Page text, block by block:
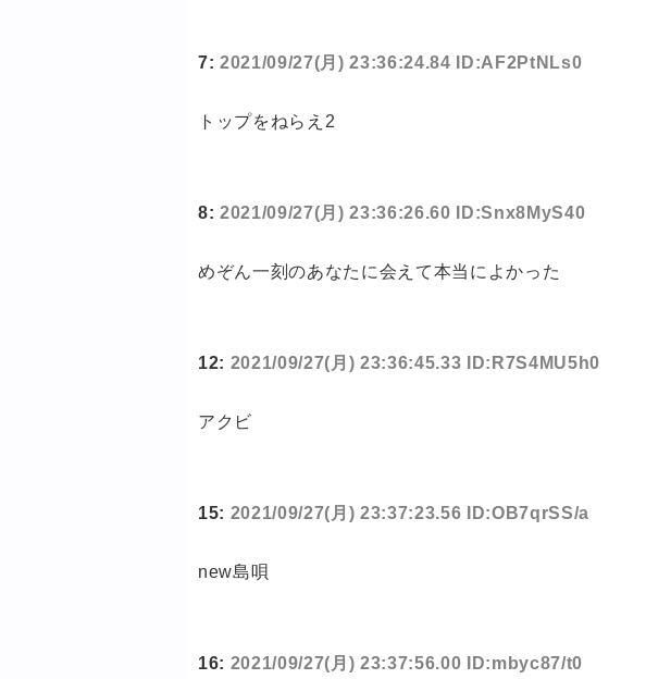
7: 2021/09/27(月) 23:36:24.84 ID:AF2PtNLs0
トップをねらえ2
8: 2021/09/27(月) 23:36:26.60 ID:Snx8MyS40
めぞん一刻のあなたに会えて本当によかった
12: 2021/09/27(月) 23:36:45.33 ID:R7S4MU5h0
アクビ
15: 2021/09/27(月) 23:37:23.56 ID:OB7qrSS/a
new島唄
16: 2021/09/27(月) 23:37:56.00 ID:mbyc87/t0